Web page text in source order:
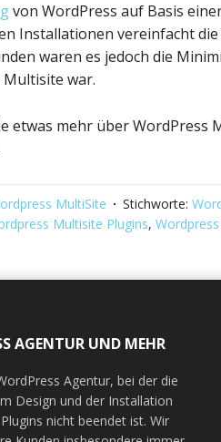
von WordPress auf Basis
Installationen vereinfacht
waren es jedoch die
war.
etwas mehr über WordPress
MultiSite Stichworte:
Multisite Plugins,
AGENTUR UND MEHR
Agentur, bei der die
Design und der Installation
nicht beendet ist. Wir